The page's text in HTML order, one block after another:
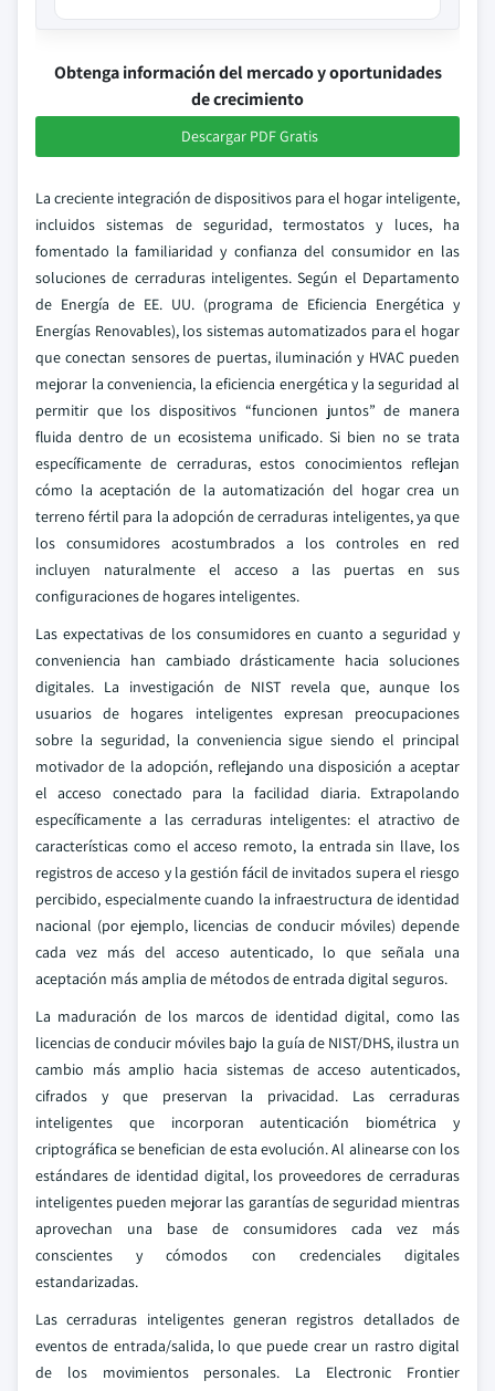
Obtenga información del mercado y oportunidades
de crecimiento
Descargar PDF Gratis
La creciente integración de dispositivos para el hogar inteligente,
incluidos sistemas de seguridad, termostatos y luces, ha
fomentado la familiaridad y confianza del consumidor en las
soluciones de cerraduras inteligentes. Según el Departamento
de Energía de EE. UU. (programa de Eficiencia Energética y
Energías Renovables), los sistemas automatizados para el hogar
que conectan sensores de puertas, iluminación y HVAC pueden
mejorar la conveniencia, la eficiencia energética y la seguridad al
permitir que los dispositivos “funcionen juntos” de manera
fluida dentro de un ecosistema unificado. Si bien no se trata
específicamente de cerraduras, estos conocimientos reflejan
cómo la aceptación de la automatización del hogar crea un
terreno fértil para la adopción de cerraduras inteligentes, ya que
los consumidores acostumbrados a los controles en red
incluyen naturalmente el acceso a las puertas en sus
configuraciones de hogares inteligentes.
Las expectativas de los consumidores en cuanto a seguridad y
conveniencia han cambiado drásticamente hacia soluciones
digitales. La investigación de NIST revela que, aunque los
usuarios de hogares inteligentes expresan preocupaciones
sobre la seguridad, la conveniencia sigue siendo el principal
motivador de la adopción, reflejando una disposición a aceptar
el acceso conectado para la facilidad diaria. Extrapolando
específicamente a las cerraduras inteligentes: el atractivo de
características como el acceso remoto, la entrada sin llave, los
registros de acceso y la gestión fácil de invitados supera el riesgo
percibido, especialmente cuando la infraestructura de identidad
nacional (por ejemplo, licencias de conducir móviles) depende
cada vez más del acceso autenticado, lo que señala una
aceptación más amplia de métodos de entrada digital seguros.
La maduración de los marcos de identidad digital, como las
licencias de conducir móviles bajo la guía de NIST/DHS, ilustra un
cambio más amplio hacia sistemas de acceso autenticados,
cifrados y que preservan la privacidad. Las cerraduras
inteligentes que incorporan autenticación biométrica y
criptográfica se benefician de esta evolución. Al alinearse con los
estándares de identidad digital, los proveedores de cerraduras
inteligentes pueden mejorar las garantías de seguridad mientras
aprovechan una base de consumidores cada vez más
conscientes y cómodos con credenciales digitales
estandarizadas.
Las cerraduras inteligentes generan registros detallados de
eventos de entrada/salida, lo que puede crear un rastro digital
de los movimientos personales. La Electronic Frontier